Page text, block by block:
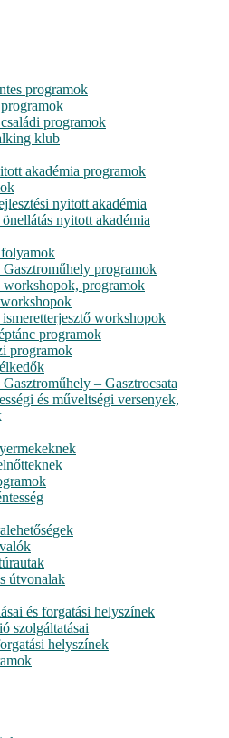
programok
programok
klub
akadémia programok
nyitott akadémia
nyitott akadémia
programok
workshopok, programok
workshopok
programok
programok
– Gasztrocsata
és műveltségi versenyek,
útvonalak
és forgatási helyszínek
szolgáltatásai
helyszínek